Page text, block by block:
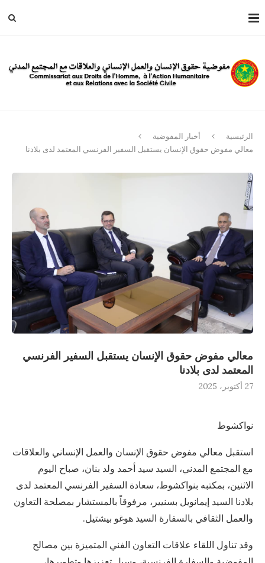
الرئيسية
أخبار المفوضية
معالي مفوض حقوق الإنسان يستقبل السفير الفرنسي المعتمد لدى بلادنا
معالي مفوض حقوق الإنسان يستقبل السفير الفرنسي
المعتمد لدى بلادنا
27 أكتوبر، 2025
نواكشوط
استقبل معالي مفوض حقوق الإنسان والعمل الإنساني والعلاقات
مع المجتمع المدني، السيد سيد أحمد ولد بنان، صباح اليوم
الاثنين، بمكتبه بنواكشوط، سعادة السفير الفرنسي المعتمد لدى
بلادنا السيد إيمانويل بسنيير، مرفوقاً بالمستشار بمصلحة التعاون
والعمل الثقافي بالسفارة السيد هوغو بيشتيل.
وقد تناول اللقاء علاقات التعاون الفني المتميزة بين مصالح